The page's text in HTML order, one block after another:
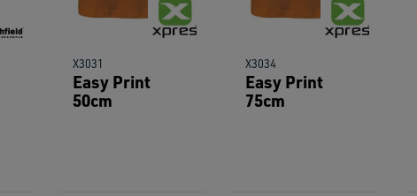
X3031
Easy Print
50cm
X3034
Easy Print
75cm